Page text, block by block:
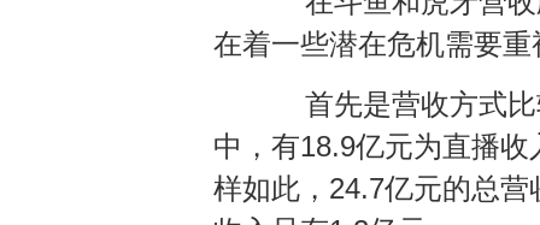
在着一些潜在危机需要重
首先是营收方式比
中，有18.9亿元为直播
样如此，24.7亿元的总